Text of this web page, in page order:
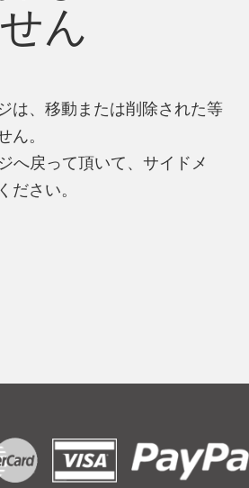
ん
は、移動または削除された等
ん。
へ戻って頂いて、サイドメ
ださい。